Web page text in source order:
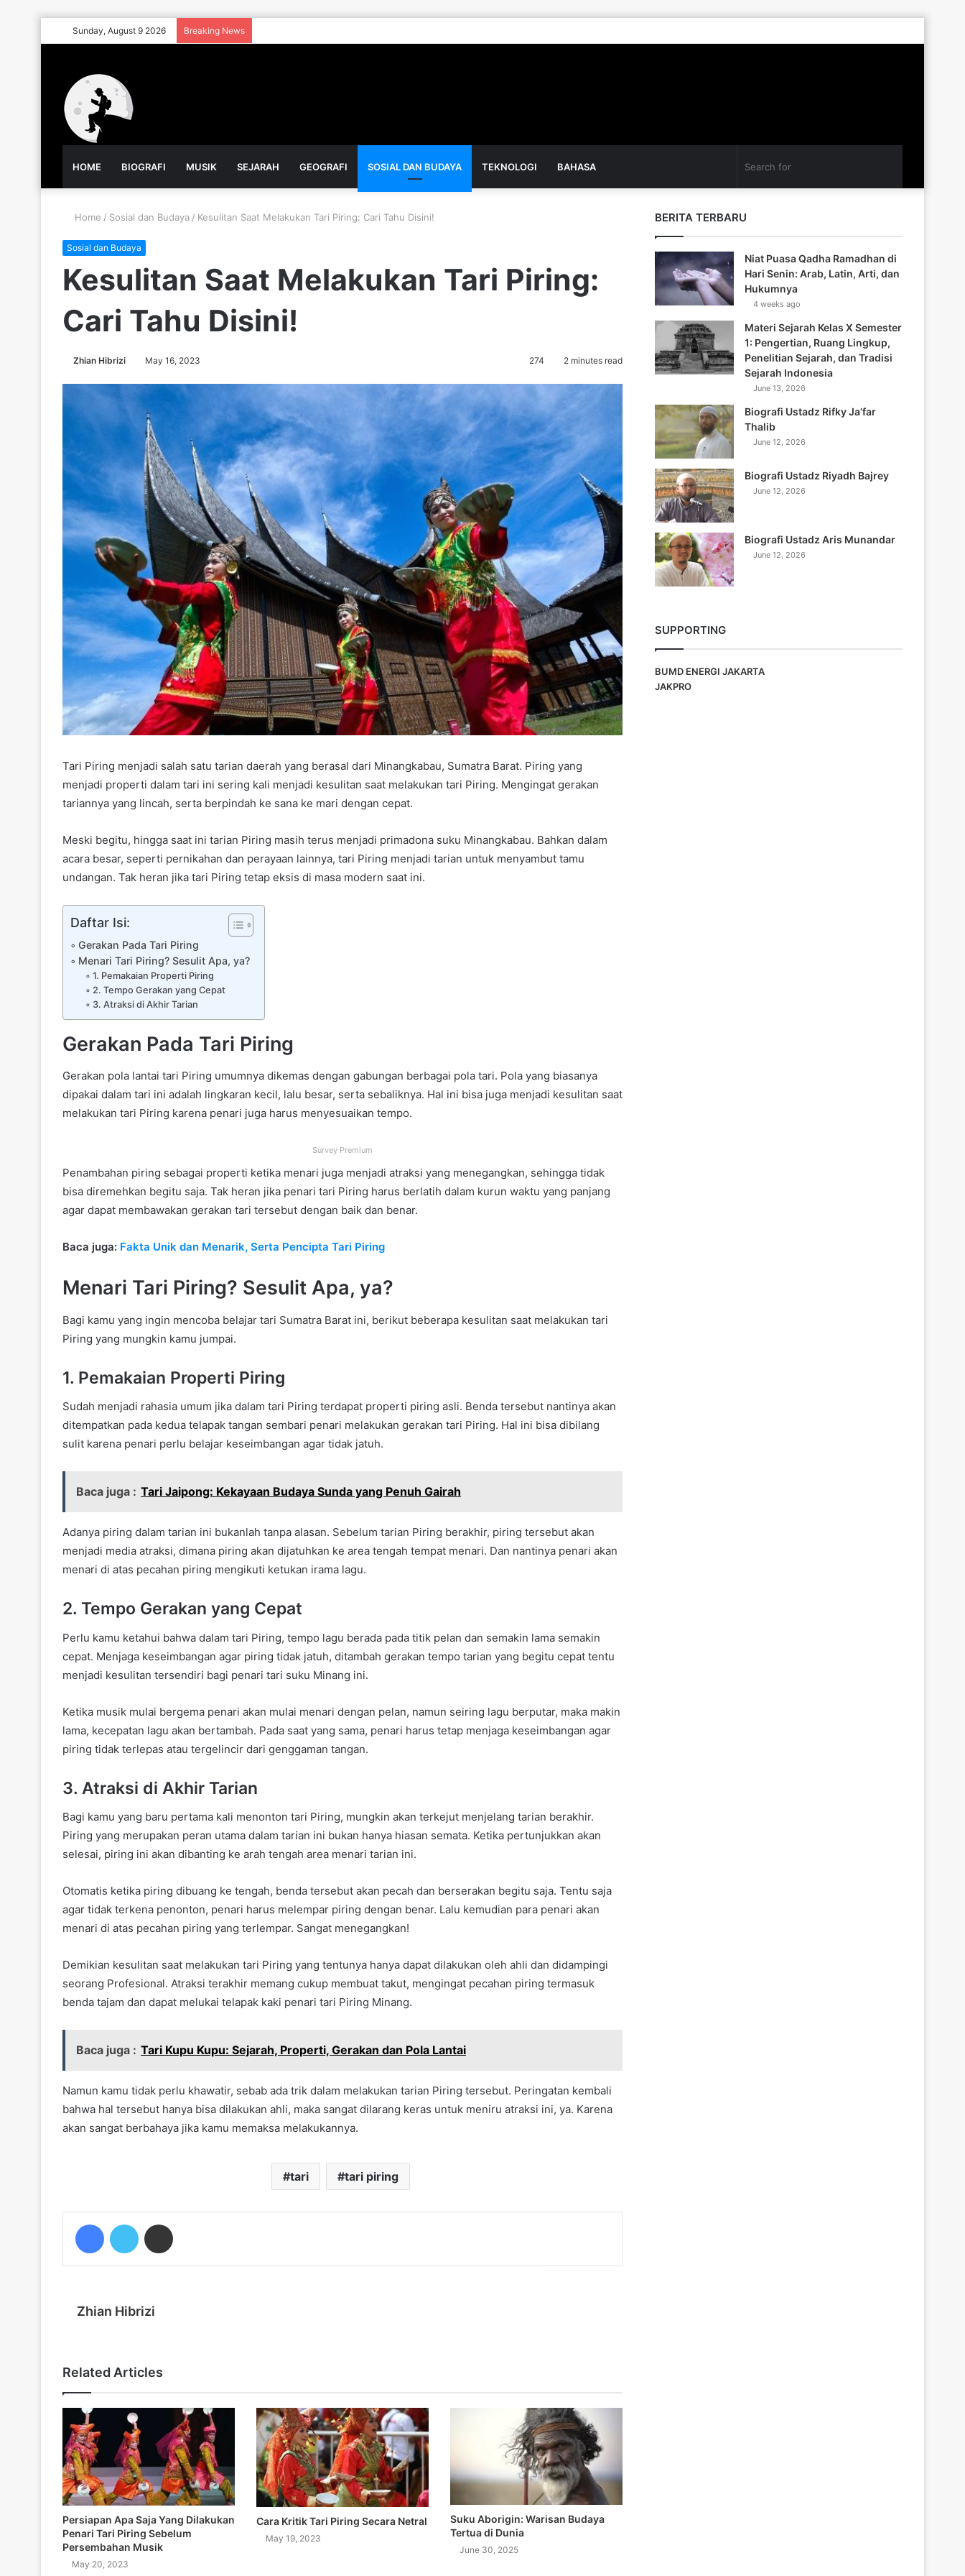
Sunday, August 9 2026 Breaking News
HOME BIOGRAFI MUSIK SEJARAH GEOGRAFI SOSIAL DAN BUDAYA TEKNOLOGI BAHASA
Home / Sosial dan Budaya / Kesulitan Saat Melakukan Tari Piring: Cari Tahu Disini!
Sosial dan Budaya
Kesulitan Saat Melakukan Tari Piring:
Cari Tahu Disini!
Zhian Hibrizi May 16, 2023 274 2 minutes read
Tari Piring menjadi salah satu tarian daerah yang berasal dari Minangkabau, Sumatra Barat. Piring yang
menjadi properti dalam tari ini sering kali menjadi kesulitan saat melakukan tari Piring. Mengingat gerakan
tariannya yang lincah, serta berpindah ke sana ke mari dengan cepat.
Meski begitu, hingga saat ini tarian Piring masih terus menjadi primadona suku Minangkabau. Bahkan dalam
acara besar, seperti pernikahan dan perayaan lainnya, tari Piring menjadi tarian untuk menyambut tamu
undangan. Tak heran jika tari Piring tetap eksis di masa modern saat ini.
Daftar Isi:
Gerakan Pada Tari Piring
Menari Tari Piring? Sesulit Apa, ya?
1. Pemakaian Properti Piring
2. Tempo Gerakan yang Cepat
3. Atraksi di Akhir Tarian
Gerakan Pada Tari Piring
Gerakan pola lantai tari Piring umumnya dikemas dengan gabungan berbagai pola tari. Pola yang biasanya
dipakai dalam tari ini adalah lingkaran kecil, lalu besar, serta sebaliknya. Hal ini bisa juga menjadi kesulitan saat
melakukan tari Piring karena penari juga harus menyesuaikan tempo.
Survey Premium
Penambahan piring sebagai properti ketika menari juga menjadi atraksi yang menegangkan, sehingga tidak
bisa diremehkan begitu saja. Tak heran jika penari tari Piring harus berlatih dalam kurun waktu yang panjang
agar dapat membawakan gerakan tari tersebut dengan baik dan benar.
Baca juga: Fakta Unik dan Menarik, Serta Pencipta Tari Piring
Menari Tari Piring? Sesulit Apa, ya?
Bagi kamu yang ingin mencoba belajar tari Sumatra Barat ini, berikut beberapa kesulitan saat melakukan tari
Piring yang mungkin kamu jumpai.
1. Pemakaian Properti Piring
Sudah menjadi rahasia umum jika dalam tari Piring terdapat properti piring asli. Benda tersebut nantinya akan
ditempatkan pada kedua telapak tangan sembari penari melakukan gerakan tari Piring. Hal ini bisa dibilang
sulit karena penari perlu belajar keseimbangan agar tidak jatuh.
Baca juga : Tari Jaipong: Kekayaan Budaya Sunda yang Penuh Gairah
Adanya piring dalam tarian ini bukanlah tanpa alasan. Sebelum tarian Piring berakhir, piring tersebut akan
menjadi media atraksi, dimana piring akan dijatuhkan ke area tengah tempat menari. Dan nantinya penari akan
menari di atas pecahan piring mengikuti ketukan irama lagu.
2. Tempo Gerakan yang Cepat
Perlu kamu ketahui bahwa dalam tari Piring, tempo lagu berada pada titik pelan dan semakin lama semakin
cepat. Menjaga keseimbangan agar piring tidak jatuh, ditambah gerakan tempo tarian yang begitu cepat tentu
menjadi kesulitan tersendiri bagi penari tari suku Minang ini.
Ketika musik mulai bergema penari akan mulai menari dengan pelan, namun seiring lagu berputar, maka makin
lama, kecepatan lagu akan bertambah. Pada saat yang sama, penari harus tetap menjaga keseimbangan agar
piring tidak terlepas atau tergelincir dari genggaman tangan.
3. Atraksi di Akhir Tarian
Bagi kamu yang baru pertama kali menonton tari Piring, mungkin akan terkejut menjelang tarian berakhir.
Piring yang merupakan peran utama dalam tarian ini bukan hanya hiasan semata. Ketika pertunjukkan akan
selesai, piring ini akan dibanting ke arah tengah area menari tarian ini.
Otomatis ketika piring dibuang ke tengah, benda tersebut akan pecah dan berserakan begitu saja. Tentu saja
agar tidak terkena penonton, penari harus melempar piring dengan benar. Lalu kemudian para penari akan
menari di atas pecahan piring yang terlempar. Sangat menegangkan!
Demikian kesulitan saat melakukan tari Piring yang tentunya hanya dapat dilakukan oleh ahli dan didampingi
seorang Profesional. Atraksi terakhir memang cukup membuat takut, mengingat pecahan piring termasuk
benda tajam dan dapat melukai telapak kaki penari tari Piring Minang.
Baca juga : Tari Kupu Kupu: Sejarah, Properti, Gerakan dan Pola Lantai
Namun kamu tidak perlu khawatir, sebab ada trik dalam melakukan tarian Piring tersebut. Peringatan kembali
bahwa hal tersebut hanya bisa dilakukan ahli, maka sangat dilarang keras untuk meniru atraksi ini, ya. Karena
akan sangat berbahaya jika kamu memaksa melakukannya.
tari tari piring
Zhian Hibrizi
Related Articles
Persiapan Apa Saja Yang Dilakukan
Penari Tari Piring Sebelum
Persembahan Musik
May 20, 2023
Cara Kritik Tari Piring Secara Netral
May 19, 2023
Suku Aborigin: Warisan Budaya
Tertua di Dunia
June 30, 2025
BERITA TERBARU
Niat Puasa Qadha Ramadhan di
Hari Senin: Arab, Latin, Arti, dan
Hukumnya
4 weeks ago
Materi Sejarah Kelas X Semester
1: Pengertian, Ruang Lingkup,
Penelitian Sejarah, dan Tradisi
Sejarah Indonesia
June 13, 2026
Biografi Ustadz Rifky Ja’far
Thalib
June 12, 2026
Biografi Ustadz Riyadh Bajrey
June 12, 2026
Biografi Ustadz Aris Munandar
June 12, 2026
SUPPORTING
BUMD ENERGI JAKARTA
JAKPRO